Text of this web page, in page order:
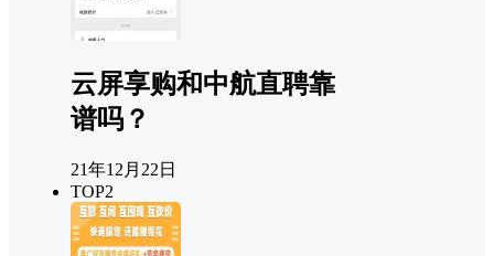
云屏享购和中航直聘靠
谱吗？
21年12月22日
TOP2